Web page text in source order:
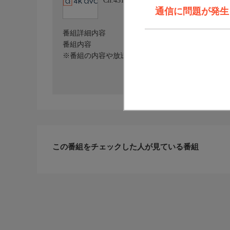
通信に問題が発
番組詳細内容
番組内容
※番組の内容や放送日時は、変更となる場合がござ
この番組をチェックした人が見ている番組